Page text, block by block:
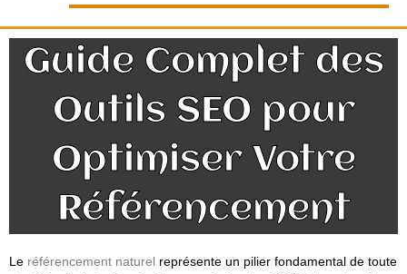
Guide Complet des
Outils SEO pour
Optimiser Votre
Référencement
Le référencement naturel représente un pilier fondamental de toute